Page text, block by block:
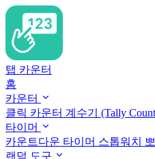
탭 카운터
홈
카운터
클릭 카운터 계수기 (Tally
타이머
카운트다운 타이머 스톱워치
랜덤 도구